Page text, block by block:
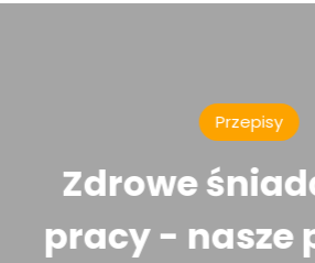
Przepisy
Zdrowe
pracy - nasze